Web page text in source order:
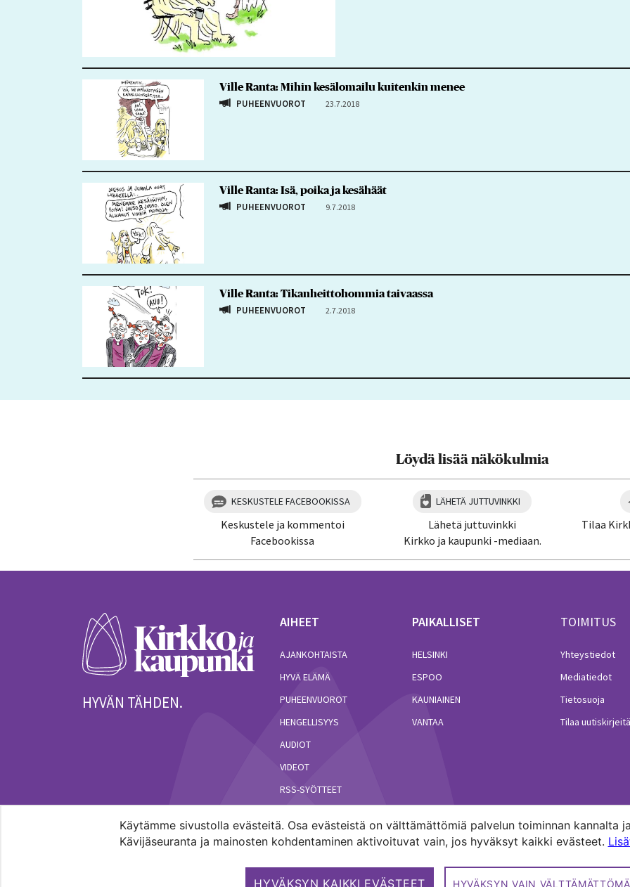
Käytämme sivustolla evästeitä. Osa evästeistä on välttämättömiä palvelun toiminnan kannalta
Kävijäseuranta ja mainosten kohdentaminen aktivoituvat vain, jos hyväksyt kaikki evästeet.
HYVÄKSYN KAIKKI EVÄSTEET HYVÄKSYN VAIN
Ville Ranta: Mihin kesälomailu kuitenkin menee
PUHEENVUOROT 23.7.2018
Ville Ranta: Isä, poika ja kesähäät
PUHEENVUOROT 9.7.2018
Ville Ranta: Tikanheittohommia taivaassa
PUHEENVUOROT 2.7.2018
Löydä lisää näkökulmia
KESKUSTELE FACEBOOKISSA
Keskustele ja kommentoi
Facebookissa
LÄHETÄ JUTTUVINKKI
Lähetä juttuvinkki
Kirkko ja kaupunki -mediaan.
Tilaa
HYVÄN TÄHDEN.
AIHEET
AJANKOHTAISTA
HYVÄ ELÄMÄ
PUHEENVUOROT
HENGELLISYYS
AUDIOT
VIDEOT
RSS-SYÖTTEET
PAIKALLISET
HELSINKI
ESPOO
KAUNIAINEN
VANTAA
TOIMITUS
Yhteystiedot
Mediatiedot
Tietosuoja
Tilaa uutiskirjeitä